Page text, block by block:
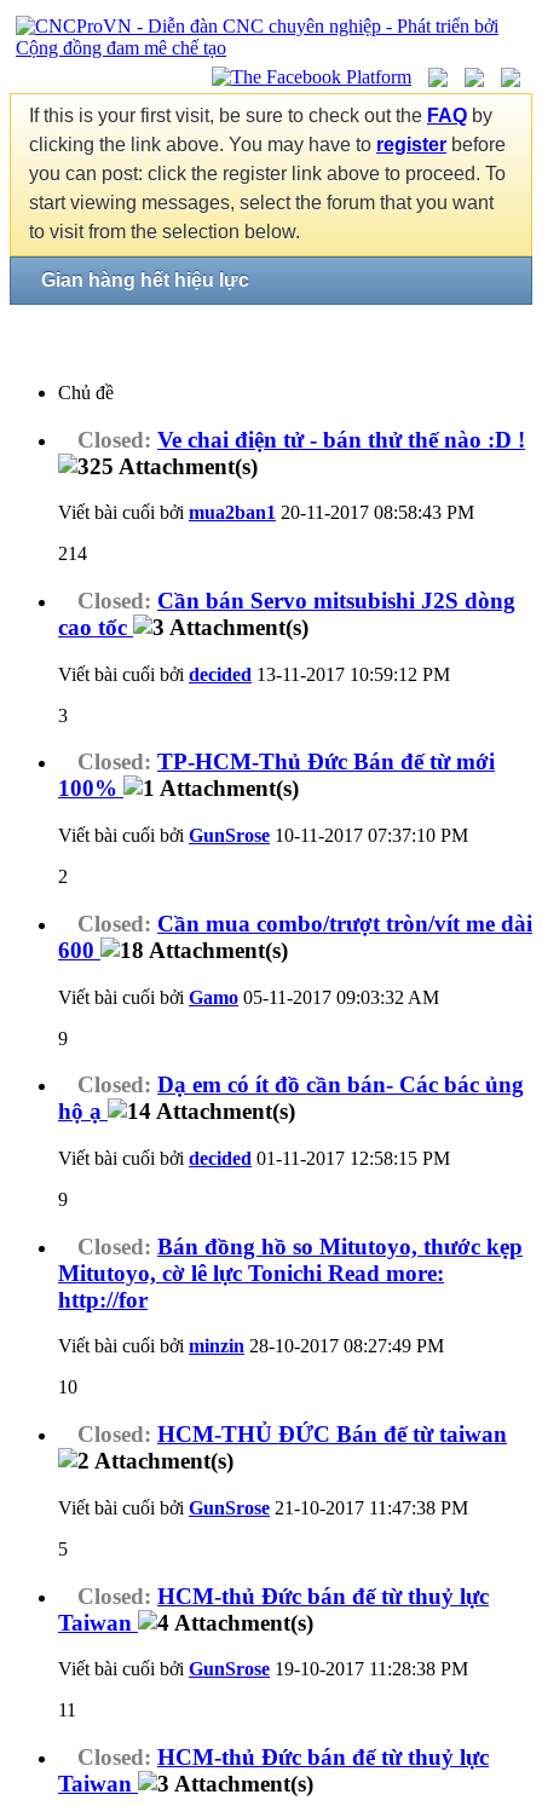
If this is your first visit, be sure to check out the FAQ by
clicking the link above. You may have to register before
you can post: click the register link above to proceed. To
start viewing messages, select the forum that you want
to visit from the selection below.
Gian hàng hết hiệu lực
Chủ đề
Closed: Ve chai điện tử - bán thử thế nào :D !
Viết bài cuối bởi mua2ban1 20-11-2017 08:58:43 PM
214
Closed: Cần bán Servo mitsubishi J2S dòng
cao tốc
Viết bài cuối bởi decided 13-11-2017 10:59:12 PM
3
Closed: TP-HCM-Thủ Đức Bán đế từ mới
100%
Viết bài cuối bởi GunSrose 10-11-2017 07:37:10 PM
2
Closed: Cần mua combo/trượt tròn/vít me dài
600
Viết bài cuối bởi Gamo 05-11-2017 09:03:32 AM
9
Closed: Dạ em có ít đồ cần bán- Các bác ủng
hộ ạ
Viết bài cuối bởi decided 01-11-2017 12:58:15 PM
9
Closed: Bán đồng hồ so Mitutoyo, thước kẹp
Mitutoyo, cờ lê lực Tonichi Read more:
http://for
Viết bài cuối bởi minzin 28-10-2017 08:27:49 PM
10
Closed: HCM-THỦ ĐỨC Bán đế từ taiwan
Viết bài cuối bởi GunSrose 21-10-2017 11:47:38 PM
5
Closed: HCM-thủ Đức bán đế từ thuỷ lực
Taiwan
Viết bài cuối bởi GunSrose 19-10-2017 11:28:38 PM
11
Closed: HCM-thủ Đức bán đế từ thuỷ lực
Taiwan